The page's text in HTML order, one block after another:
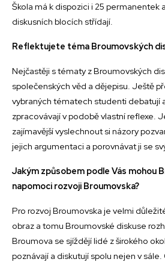
Škola má k dispozici i 25 permanentek
diskusních blocích střídají.
Reflektujete téma Broumovských
Nejčastěji s tématy z Broumovských
společenských věd a dějepisu. Ještě
vybraných tématech studenti debatují
zpracovávají v podobě vlastní reflexe.
zajímavější vyslechnout si názory
jejich argumentaci a porovnávat ji se
Jakým způsobem podle Vás mohou
napomoci rozvoji Broumovska?
Pro rozvoj Broumovska je velmi
obraz a tomu Broumovské diskuse
Broumova se sjíždějí lidé z širokého
poznávají a diskutují spolu nejen v